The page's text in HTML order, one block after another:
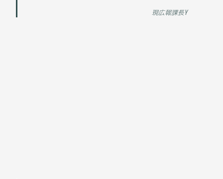
現広報課長Y